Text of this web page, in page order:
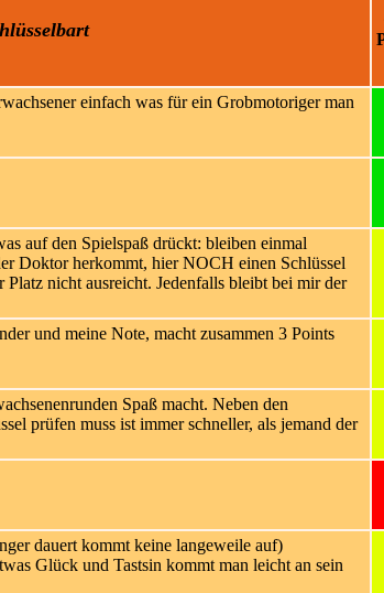
einfach was für ein Grobmotoriger man
auf den Spielspaß drückt: bleiben einmal
Doktor herkommt, hier NOCH einen Schlüssel
nicht ausreicht. Jedenfalls bleibt bei mir der
und meine Note, macht zusammen 3 Points
Spaß macht. Neben den
prüfen muss ist immer schneller, als jemand der
dauert kommt keine langeweile auf)
Glück und Tastsin kommt man leicht an sein